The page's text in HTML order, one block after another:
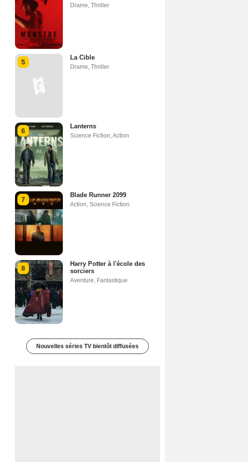
Drame Thriller
5
La Cible
Drame Thriller
6
Lanterns
Science Fiction Action
7
Blade Runner 2099
Action Science Fiction
8
Harry Potter à l'école des
sorciers
Aventure Fantastique
Nouvelles séries TV bientôt diffusées